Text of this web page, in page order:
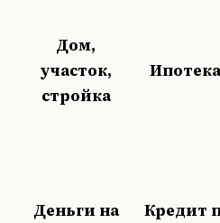
Дом,
участок,
стройка
Деньги на
Кредит